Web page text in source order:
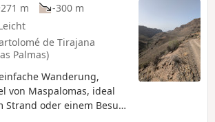
m
-300 m
de Tirajana
Palmas)
Wanderung,
von Maspalomas, ideal
Strand oder einem Besuch